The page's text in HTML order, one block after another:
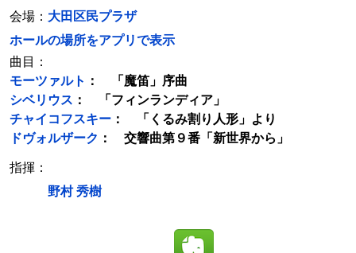
会場： 大田区民プラザ
ホールの場所をアプリで表示
曲目：
モーツァルト ： 「魔笛」序曲
シベリウス ： 「フィンランディア」
チャイコフスキー ： 「くるみ割り人形」より
ドヴォルザーク ： 交響曲第９番「新世界から」
指揮：
野村 秀樹